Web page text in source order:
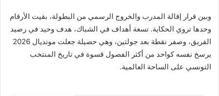
وبين قرار إقالة المدرب والخروج الرسمي من البطولة، بقيت الأرقام
وحدها تروي الحكاية. تسعة أهداف في الشباك، هدف وحيد في رصيد
الفريق، وصفر نقطة بعد جولتين، وهي حصيلة جعلت مونديال 2026
يرسخ نفسه كواحد من أكثر الفصول قسوة في تاريخ المنتخب
التونسي على الساحة العالمية.